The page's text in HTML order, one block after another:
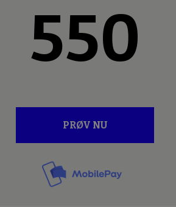
550
PRØV NU